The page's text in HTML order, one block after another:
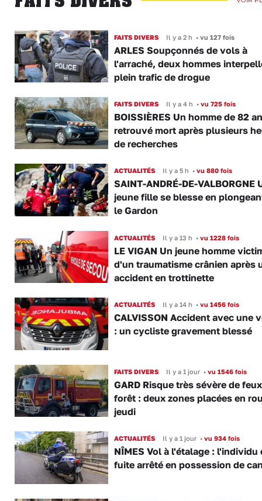
FAITS DIVERS Il y a 2 h •vu 127 fois
ARLES Soupçonnés de vols à
l'arraché, deux hommes
plein trafic de drogue
FAITS DIVERS Il y a 4 h •vu 725 fois
BOISSIÈRES Un homme de 82
retrouvé mort après plusieurs
de recherches
ACTUALITÉS Il y a 5 h •vu 880 fois
SAINT-ANDRÉ-DE-VALBORGNE
jeune fille se blesse en
le Gardon
ACTUALITÉS Il y a 13 h •vu 1228 fois
LE VIGAN Un jeune homme
d'un traumatisme crânien après
accident en trottinette
ACTUALITÉS Il y a 14 h •vu 1456 fois
CALVISSON Accident avec une
: un cycliste gravement blessé
FAITS DIVERS Il y a 1 jour •vu 1546 fois
GARD Risque très sévère de
forêt : deux zones placées en
jeudi
ACTUALITÉS Il y a 1 jour •vu 934 fois
NÎMES Vol à l'étalage : l'individu
fuite arrêté en possession de